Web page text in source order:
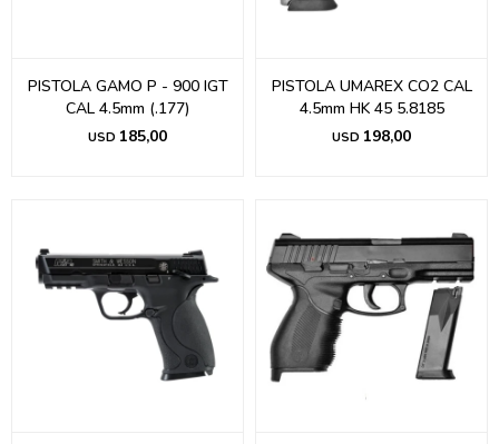
PISTOLA GAMO P - 900 IGT
CAL 4.5mm (.177)
USD 185,00
PISTOLA UMAREX CO2 CAL
4.5mm HK 45 5.8185
USD 198,00